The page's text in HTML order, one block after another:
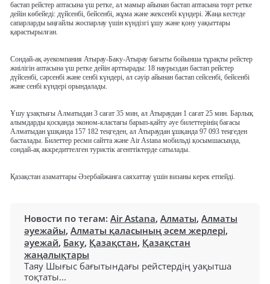
бастап рейстер аптасына үш ретке, ал мамыр айынан бастап аптасына төрт ретке
дейін көбейеді: дүйсенбі, бейсенбі, жұма және жексенбі күндері. Жаңа кестеде
сапарларды ыңғайлы жоспарлау үшін күндізгі ұшу және қону уақыттары
қарастырылған.
Сондай-ақ әуекомпания Атырау-Баку-Атырау бағыты бойынша тұрақты рейстер
жиілігін аптасына үш ретке дейін арттырады: 18 наурыздан бастап рейстер
дүйсенбі, сәрсенбі және сенбі күндері, ал сәуір айынан бастап сейсенбі, бейсенбі
және сенбі күндері орындалады.
Ұшу ұзақтығы Алматыдан 3 сағат 35 мин, ал Атыраудан 1 сағат 25 мин. Барлық
алымдарды қосқанда эконом-кластағы барып-қайту әуе билеттерінің бағасы
Алматыдан ұшқанда 157 182 теңгеден, ал Атыраудан ұшқанда 97 093 теңгеден
басталады. Билеттер ресми сайтта және Air Astana мобильді қосымшасында,
сондай-ақ аккредиттелген туристік агенттіктерде сатылады.
Қазақстан азаматтары Әзербайжанға саяхаттау үшін визаны керек етпейді.
Новости по тегам: Air Astana, Алматы, Алматы
әуежайы, Алматы қаласының әсем жерлері,
әуежай, Баку, Қазақстан, Қазақстан
жаңалықтары
Таяу Шығыс бағытындағы рейстердің уақытша
тоқтаты...